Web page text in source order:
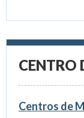
CENTRO
Centros de